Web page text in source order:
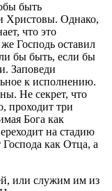
быть
Христовы. Однако,
что это
Господь оставил
бы быть, если бы
Заповеди
к исполнению.
Не секрет, что
проходит три
Бога как
на стадию
как Отца, а
или служим им из